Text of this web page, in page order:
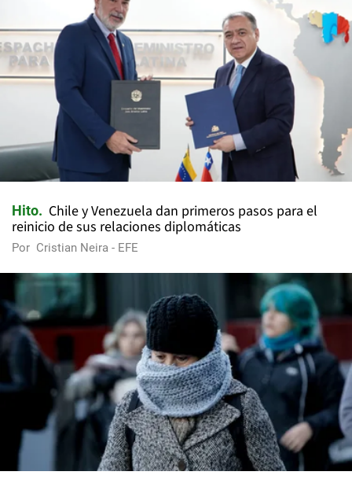
Hito
Chile y Venezuela dan primeros pasos para el
reinicio de sus relaciones diplomáticas
Por Cristian Neira - EFE